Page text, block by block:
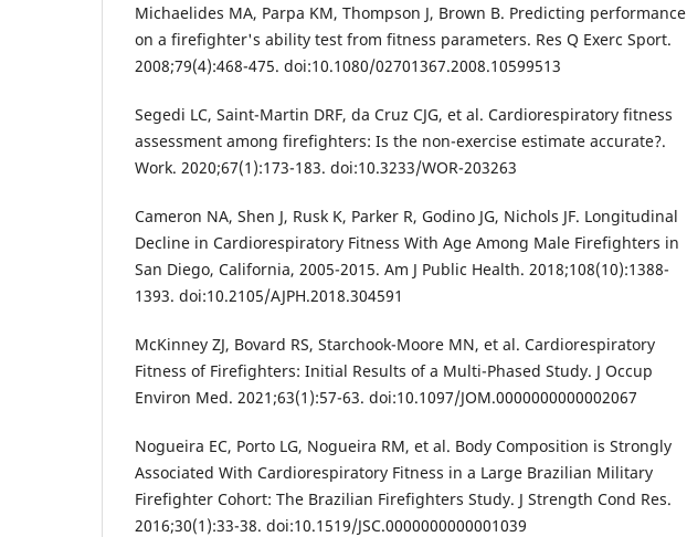
Michaelides MA, Parpa KM, Thompson J, Brown B. Predicting performance
on a firefighter's ability test from fitness parameters. Res Q Exerc Sport.
2008;79(4):468-475. doi:10.1080/02701367.2008.10599513
Segedi LC, Saint-Martin DRF, da Cruz CJG, et al. Cardiorespiratory fitness
assessment among firefighters: Is the non-exercise estimate accurate?.
Work. 2020;67(1):173-183. doi:10.3233/WOR-203263
Cameron NA, Shen J, Rusk K, Parker R, Godino JG, Nichols JF. Longitudinal
Decline in Cardiorespiratory Fitness With Age Among Male Firefighters in
San Diego, California, 2005-2015. Am J Public Health. 2018;108(10):1388-
1393. doi:10.2105/AJPH.2018.304591
McKinney ZJ, Bovard RS, Starchook-Moore MN, et al. Cardiorespiratory
Fitness of Firefighters: Initial Results of a Multi-Phased Study. J Occup
Environ Med. 2021;63(1):57-63. doi:10.1097/JOM.0000000000002067
Nogueira EC, Porto LG, Nogueira RM, et al. Body Composition is Strongly
Associated With Cardiorespiratory Fitness in a Large Brazilian Military
Firefighter Cohort: The Brazilian Firefighters Study. J Strength Cond Res.
2016;30(1):33-38. doi:10.1519/JSC.0000000000001039